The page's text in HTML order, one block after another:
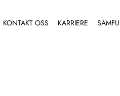
KONTAKT OSS KARRIERE